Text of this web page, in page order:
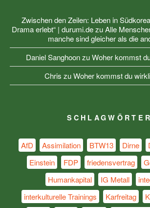
Zwischen den Zeilen: Leben in
Drama erlebt“ | durumi.dezuAlle
manche sind gleicher als die
Daniel SanghoonzuWoher kommst
Chris zuWoher kommst du
SCHLAGWÖRTER
AfD Assimilation BTW13 Dirne
Einstein
FDP friedensvertrag
Humankapital
IG Metall
interkulturelle Trainings
Karfreitag